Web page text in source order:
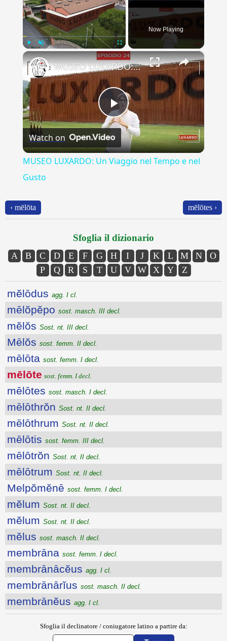
Fullscreen
Now Playing
×
Play
Video
MUSEO LUXARDO: Un Viaggio nel Tempo e nel Gusto
Watch on
MUSEO LUXARDO: Un Viaggio nel Tempo e nel
Gusto
‹ mēlōta mēlōtes ›
Sfoglia il dizionario
A B C D E F G H I J K L M N
O
P
Q R S T U V W X Y Z
mĕlōdus agg. I cl.
mēlŏpĕpo sost. masch. III decl.
mĕlŏs Sost. nt. III decl.
Mēlŏs sost. femm. II decl.
mēlōta sost. femm. I decl.
mēlōte sost. femm. I decl.
mēlōtes sost. masch. I decl.
mēlōthrŏn Sost. nt. II decl.
mēlōthrum Sost. nt. II decl.
mēlōtis sost. femm. III decl.
mēlōtrŏn Sost. nt. II decl.
mēlōtrum Sost. nt. II decl.
Melpŏmĕnē sost. femm. I decl.
mĕlum Sost. nt. II decl.
mĕlum Sost. nt. II decl.
mĕlus sost. masch. II decl.
membrāna sost. femm. I decl.
membrānācĕus agg. I cl.
membrānārĭus sost. masch. II decl.
membrānĕus agg. I cl.
Sfoglia il declinatore / coniugatore latino a partire da: